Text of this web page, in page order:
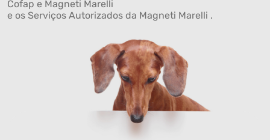
Cofap e Magneti Marelli
e os Serviços Autorizados da Magneti Marelli .